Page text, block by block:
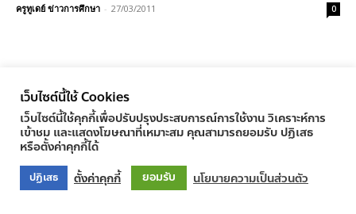
ครูทูเดย์ ข่าวการศึกษา - 27/03/2011 0
© Newspaper WordPress Theme by TagDiv
เว็บไซต์นี้ใช้ Cookies
เว็บไซต์นี้ใช้คุกกี้เพื่อปรับปรุงประสบการณ์การใช้งาน วิเคราะห์การ
เข้าชม และแสดงโฆษณาที่เหมาะสม คุณสามารถยอมรับ ปฏิเสธ
หรือตั้งค่าคุกกี้ได้
ปฏิเสธ ตั้งค่าคุกกี้ ยอมรับ นโยบายความเป็นส่วนตัว